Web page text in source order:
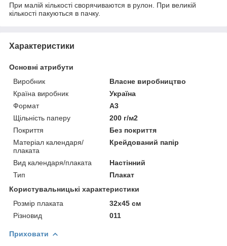
При малій кількості сворячиваются в рулон. При великій
кількості пакуються в пачку.
Характеристики
Основні атрибути
Виробник
Власне виробництво
Країна виробник
Україна
Формат
A3
Щільність паперу
200 г/м2
Покриття
Без покриття
Матеріал календаря/
плаката
Крейдований папір
Вид календаря/плаката
Настінний
Тип
Плакат
Користувальницькі характеристики
Розмір плаката
32х45 см
Різновид
011
Приховати